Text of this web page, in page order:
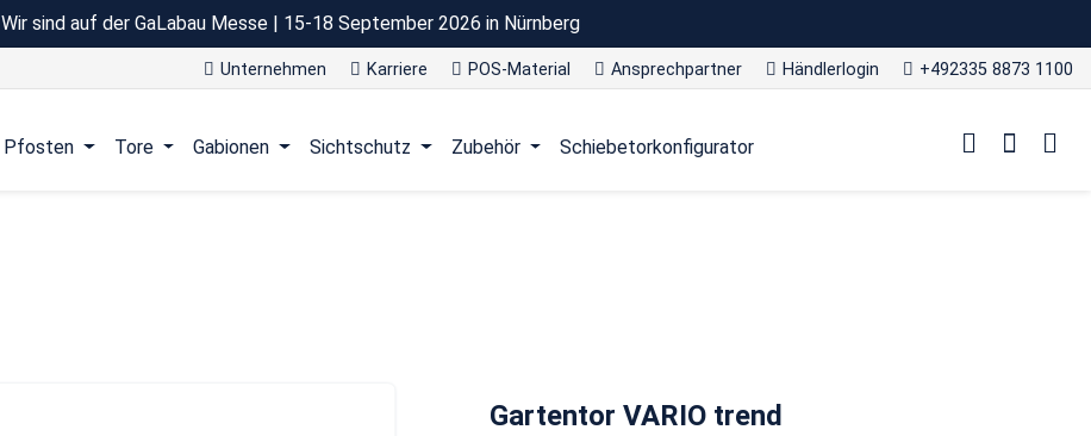
Wir sind auf der GaLabau Messe | 15-18 September 2026 in Nürnberg
Unternehmen Karriere POS-Material Ansprechpartner Händlerlogin +492335 8873 1100
Pfosten Tore Gabionen Sichtschutz Zubehör Schiebetorkonfigurator
Gartentor VARIO trend